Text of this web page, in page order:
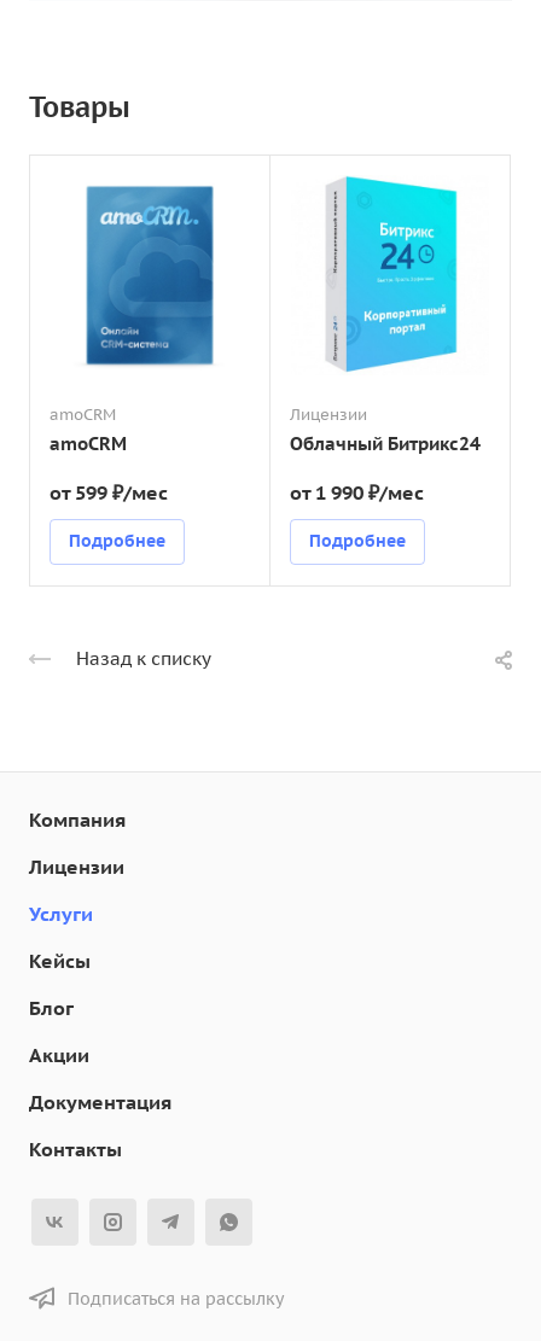
Товары
amoCRM
amoCRM
от 599 ₽/мес
Подробнее
Лицензии
Облачный Битрикс24
от 1 990 ₽/мес
Подробнее
Назад к списку
Компания
Лицензии
Услуги
Кейсы
Блог
Акции
Документация
Контакты
Подписаться на рассылку